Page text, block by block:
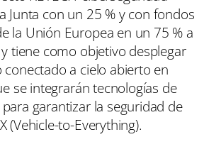
Junta con un 25 % y con fondos
la Unión Europea en un 75 % a
tiene como objetivo desplegar
a cielo abierto en
se integrarán tecnologías de
garantizar la seguridad de
(Vehicle-to-Everything).